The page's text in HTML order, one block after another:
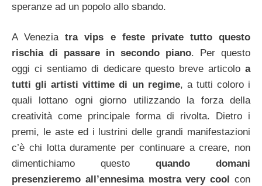
speranze ad un popolo allo sbando.
A Veneziatra vips e feste private tutto questo
rischia di passare in secondo piano. Per questo
oggi ci sentiamo di dedicare questo breve articolo a
tutti gli artisti vittime di un regime, a tutti coloro i
quali lottano ogni giorno utilizzando la forza della
creatività come principale forma di rivolta. Dietro i
premi, le aste ed i lustrini delle grandi manifestazioni
c’è chi lotta duramente per continuare a creare, non
dimentichiamo questo quando domani
presenzieremo all’ennesima mostra very cool
con